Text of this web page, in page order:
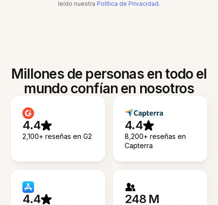
leído nuestra Política de Privacidad.
Millones de personas en todo el
mundo confían en nosotros
4.4
2,100+ reseñas en G2
4.4
8,200+ reseñas en
Capterra
4.4 248 M